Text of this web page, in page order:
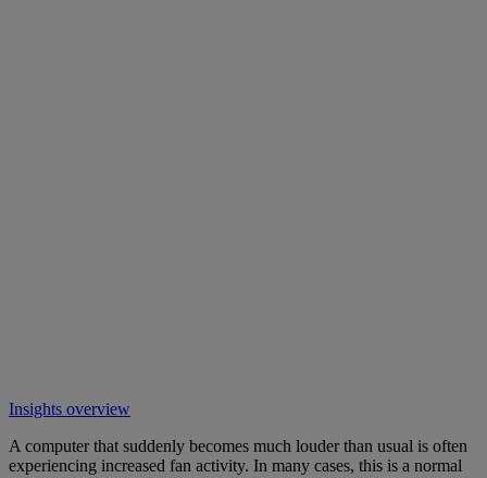
Insights overview
A computer that suddenly becomes much louder than usual is often
experiencing increased fan activity. In many cases, this is a normal